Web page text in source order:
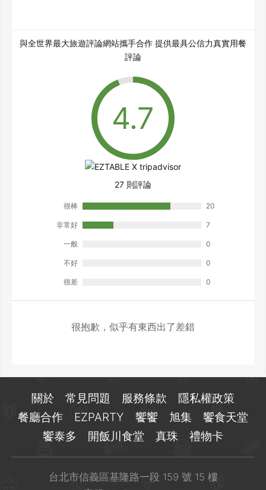
與全世界最大旅遊評論網站攜手合作 提供最具公信力真實用餐
評論
27 則評論
很棒 20
非常好 7
一般 0
不好 0
很差 0
很抱歉，似乎有東西出了差錯
關於 常見問題 服務條款
隱私權政策
餐廳合作
EZPARTY 饗饗 旭集
饗食天堂
饗泰多
開飯川食堂 真珠 禮物卡
台北市信義區基隆路一段 159 號 15 樓